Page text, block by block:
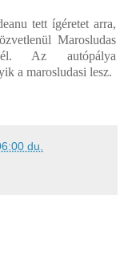
tett ígéretet arra,
Marosludas
Az autópálya
a marosludasi lesz.
du.